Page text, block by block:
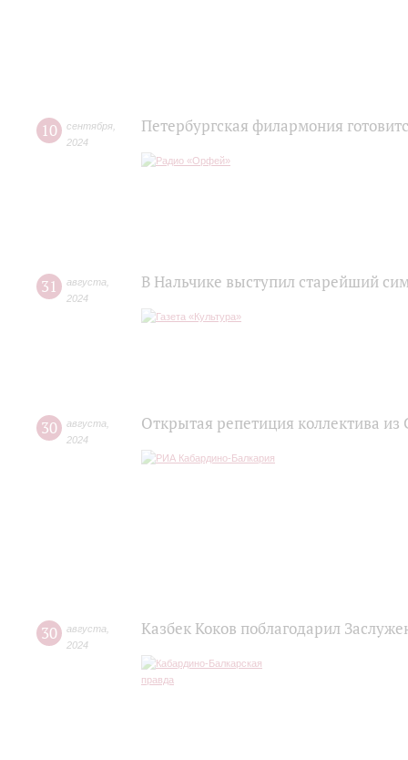
10 сентября
2024
Петербургская филармония
31 августа
2024
В Нальчике выступил старейший
30 августа
2024
Открытая репетиция коллектива
30 августа
2024
Казбек Коков поблагодарил